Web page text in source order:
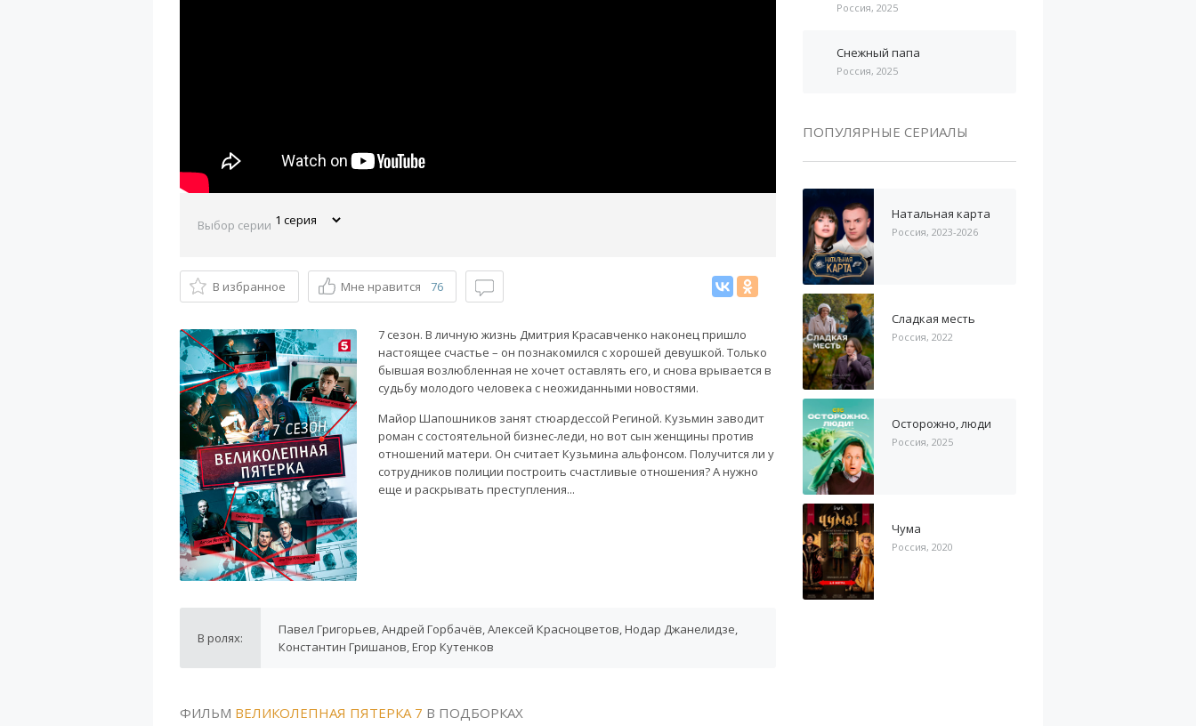
Выбор серии
В избранное Мне нравится 76
7 сезон. В личную жизнь Дмитрия Красавченко наконец пришло
настоящее счастье – он познакомился с хорошей девушкой. Только
бывшая возлюбленная не хочет оставлять его, и снова врывается в
судьбу молодого человека с неожиданными новостями.
Майор Шапошников занят стюардессой Региной. Кузьмин заводит
роман с состоятельной бизнес-леди, но вот сын женщины против
отношений матери. Он считает Кузьмина альфонсом. Получится ли у
сотрудников полиции построить счастливые отношения? А нужно
еще и раскрывать преступления...
В ролях:
Павел Григорьев, Андрей Горбачёв, Алексей Красноцветов, Нодар Джанелидзе,
Константин Гришанов, Егор Кутенков
ФИЛЬМ ВЕЛИКОЛЕПНАЯ ПЯТЕРКА 7 В ПОДБОРКАХ
Россия, 2025
Снежный папа
Россия, 2025
ПОПУЛЯРНЫЕ СЕРИАЛЫ
Натальная карта
Россия, 2023-2026
Сладкая месть
Россия, 2022
Осторожно, люди
Россия, 2025
Чума
Россия, 2020